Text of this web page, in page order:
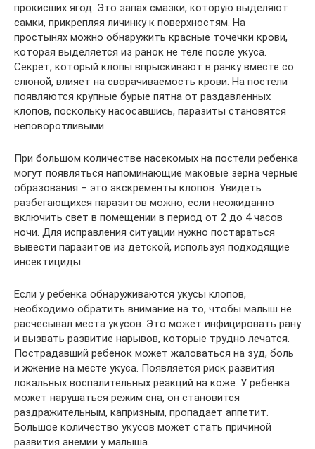
прокисших ягод. Это запах смазки, которую выделяют
самки, прикрепляя личинку к поверхностям. На
простынях можно обнаружить красные точечки крови,
которая выделяется из ранок не теле после укуса.
Секрет, который клопы впрыскивают в ранку вместе со
слюной, влияет на сворачиваемость крови. На постели
появляются крупные бурые пятна от раздавленных
клопов, поскольку насосавшись, паразиты становятся
неповоротливыми.
При большом количестве насекомых на постели ребенка
могут появляться напоминающие маковые зерна черные
образования – это экскременты клопов. Увидеть
разбегающихся паразитов можно, если неожиданно
включить свет в помещении в период от 2 до 4 часов
ночи. Для исправления ситуации нужно постараться
вывести паразитов из детской, используя подходящие
инсектициды.
Если у ребенка обнаруживаются укусы клопов,
необходимо обратить внимание на то, чтобы малыш не
расчесывал места укусов. Это может инфицировать рану
и вызвать развитие нарывов, которые трудно лечатся.
Пострадавший ребенок может жаловаться на зуд, боль
и жжение на месте укуса. Появляется риск развития
локальных воспалительных реакций на коже. У ребенка
может нарушаться режим сна, он становится
раздражительным, капризным, пропадает аппетит.
Большое количество укусов может стать причиной
развития анемии у малыша.